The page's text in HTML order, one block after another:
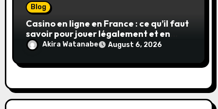
Blog
Casino en ligne en France : ce qu’il faut
savoir pour jouer légalement et en
toute sécurité
Akira Watanabe August 6, 2026